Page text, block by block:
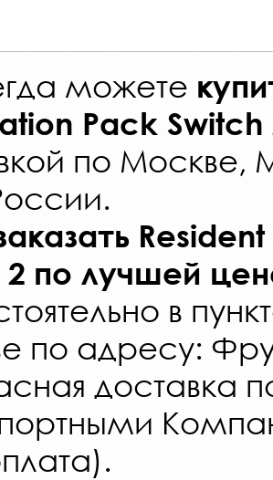
можете
Pack Switch
по Москве,
.
по лучшей
в
по адресу:
доставка